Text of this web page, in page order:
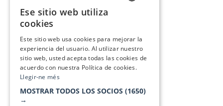
Ese sitio web utiliza
cookies
Este sitio web usa cookies para mejorar la
experiencia del usuario. Al utilizar nuestro
sitio web, usted acepta todas las cookies de
acuerdo con nuestra Política de cookies.
Llegir-ne més
MOSTRAR TODOS LOS SOCIOS (1650)
→